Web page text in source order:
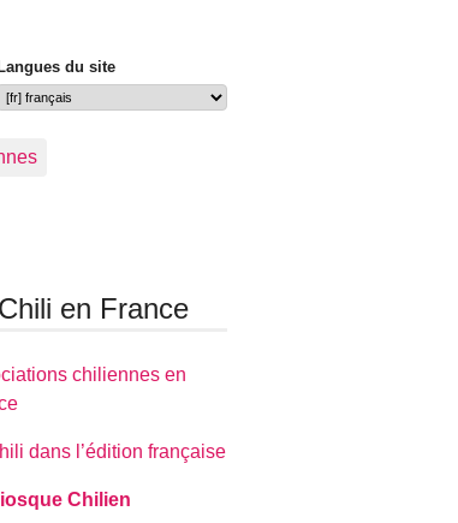
Langues du site
en France
chiliennes en
dans l’édition française
Chilien